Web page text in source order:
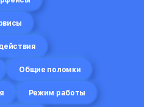
Общие поломки
Режим работы